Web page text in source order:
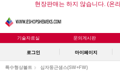
현장판매는 하지 않습니다. (온
기술자료실 문의게시판
로그인 마이페이지
특수형상볼트 십자둥근샘스(SW+FW)